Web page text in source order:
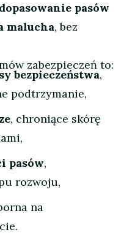
dopasowanie pasów
malucha, bez
zabezpieczeń to:
bezpieczeństwa,
podtrzymanie,
, chroniące skórę
pasów,
rozwoju,
na